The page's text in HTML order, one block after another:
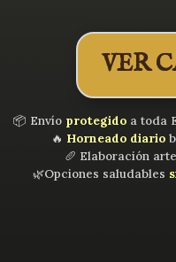
VER
📦 Envío protegido a toda
🔥 Horneado diario
🥖 Elaboración
🌿Opciones saludables